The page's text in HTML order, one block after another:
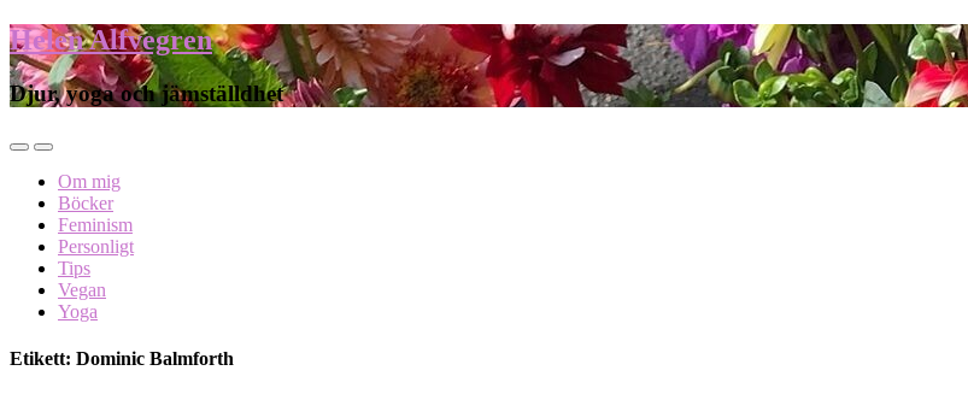
Helen Alfvegren
Djur, yoga och jämställdhet
Om mig
Böcker
Feminism
Personligt
Tips
Vegan
Yoga
Etikett: Dominic Balmforth